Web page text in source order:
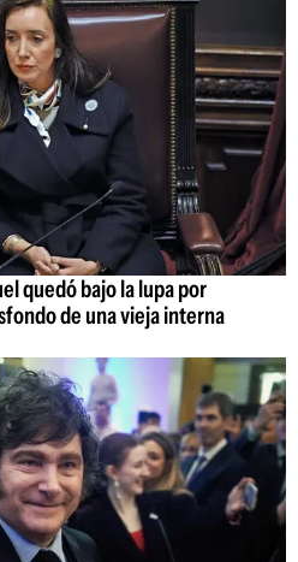
quedó bajo la lupa por
de una vieja interna